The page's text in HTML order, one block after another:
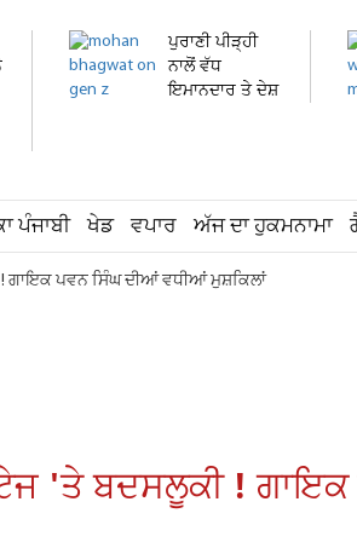
ਪੁਰਾਣੀ ਪੀੜ੍ਹੀ
ਨਾਲੋਂ ਵੱਧ
ਇਮਾਨਦਾਰ ਤੇ ਦੇਸ਼
ਪੰਜਾਬੀ ਖੇਡ ਵਪਾਰ ਅੱਜ ਦਾ ਹੁਕਮਨਾਮਾ
ਗਾਇਕ ਪਵਨ ਸਿੰਘ ਦੀਆਂ ਵਧੀਆਂ ਮੁਸ਼ਕਿਲਾਂ
'ਤੇ ਬਦਸਲੂਕੀ !